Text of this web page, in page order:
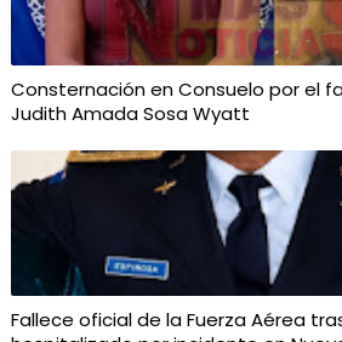
Consternación en Consuelo por el
Judith Amada Sosa Wyatt
Fallece oficial de la Fuerza Aérea